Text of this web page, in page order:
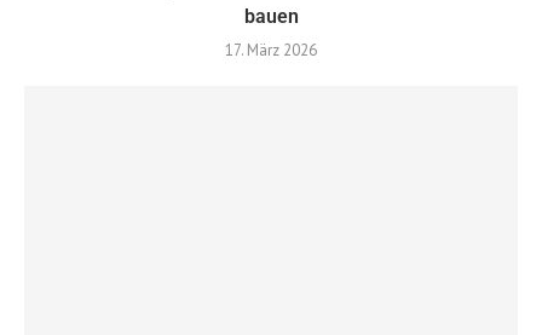
bauen
17. März 2026